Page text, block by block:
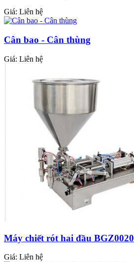
Giá: Liên hệ
Cân bao - Cân thùng
Giá: Liên hệ
Máy chiết rót hai đầu BGZ0020
Giá: Liên hệ